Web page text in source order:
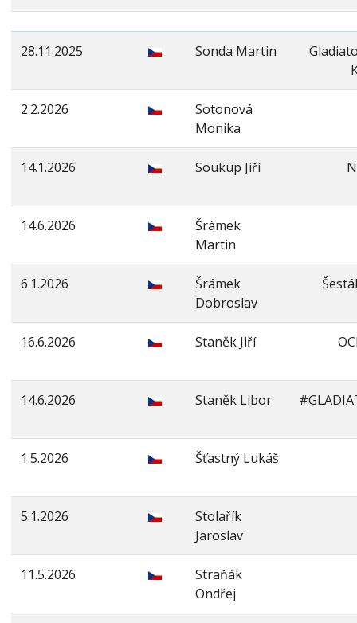
28.11.2025 Sonda Martin
2.2.2026
Sotonová
Monika
14.1.2026 Soukup Jiří
14.6.2026
Šrámek
Martin
6.1.2026
Šrámek
Dobroslav
16.6.2026 Staněk Jiří
14.6.2026 Staněk Libor
1.5.2026 Šťastný Lukáš
5.1.2026
Stolařík
Jaroslav
11.5.2026
Straňák
Ondřej